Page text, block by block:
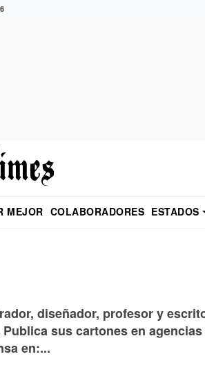
MEJOR COLABORADORES ESTADOS
diseñador, profesor y
sus cartones en
en:...